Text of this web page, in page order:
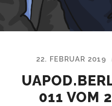
22. FEBRUAR 2019
011 VOM